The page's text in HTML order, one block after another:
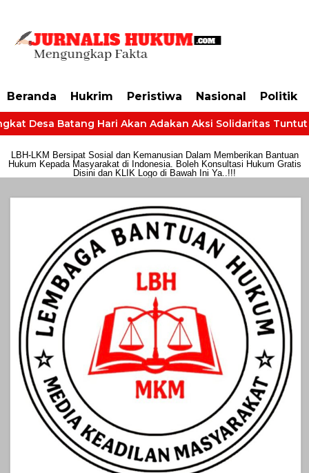
Beranda Hukrim Peristiwa Nasional Politik
Desa Batang Hari Akan Adakan Aksi Solidaritas Tuntut
LBH-LKM Bersipat Sosial dan Kemanusian Dalam Memberikan Bantuan
Hukum Kepada Masyarakat di Indonesia. Boleh Konsultasi Hukum Gratis
Disini dan KLIK Logo di Bawah Ini Ya..!!!